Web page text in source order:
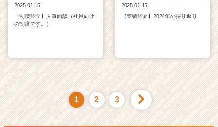
2025.01.15
【制度紹介】人事面談（社員向け
の制度です。）
2025.01.15
【実績紹介】2024年の振り返り
1 2 3